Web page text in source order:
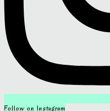
Follow on Instagram